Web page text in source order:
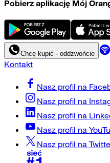
Pobierz aplikację Mój
Chcę kupić - oddzwońcie
Kontakt
Nasz profil na
Nasz profil na
Nasz profil na
Nasz profil na
Nasz profil na